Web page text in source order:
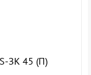
ЗК 45 (П)